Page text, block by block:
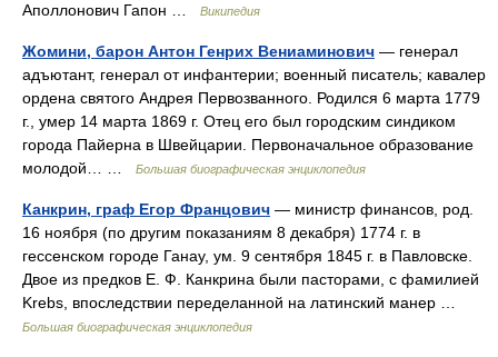
Аполлонович Гапон …
Википедия
Жомини, барон Антон Генрих Вениаминович — генерал
адъютант, генерал от инфантерии; военный писатель; кавалер
ордена святого Андрея Первозванного. Родился 6 марта 1779
г., умер 14 марта 1869 г. Отец его был городским синдиком
города Пайерна в Швейцарии. Первоначальное образование
молодой… …
Большая биографическая энциклопедия
Канкрин, граф Егор Францович — министр финансов, род.
16 ноября (по другим показаниям 8 декабря) 1774 г. в
гессенском городе Ганау, ум. 9 сентября 1845 г. в Павловске.
Двое из предков Е. Ф. Канкрина были пасторами, с фамилией
Krebs, впоследствии переделанной на латинский манер …
Большая биографическая энциклопедия